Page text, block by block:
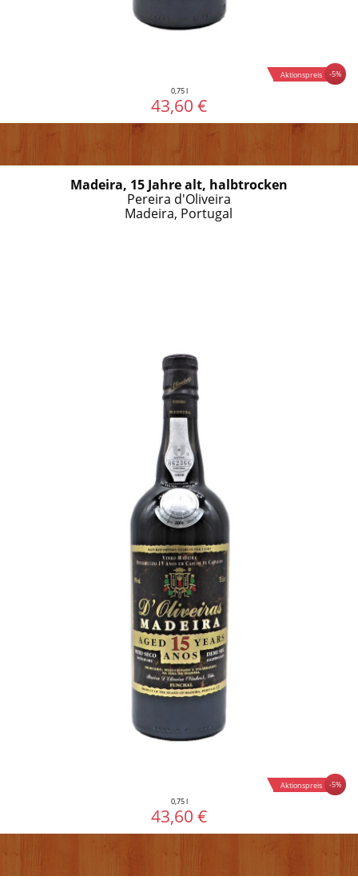
-5%
Aktionspreis
0,75 l
43,60 €
Madeira, 15 Jahre alt, halbtrocken
Pereira d'Oliveira
Madeira, Portugal
-5%
Aktionspreis
0,75 l
43,60 €